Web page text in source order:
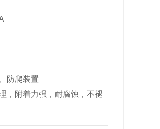
防爬装置
，附着力强，耐腐蚀，不褪